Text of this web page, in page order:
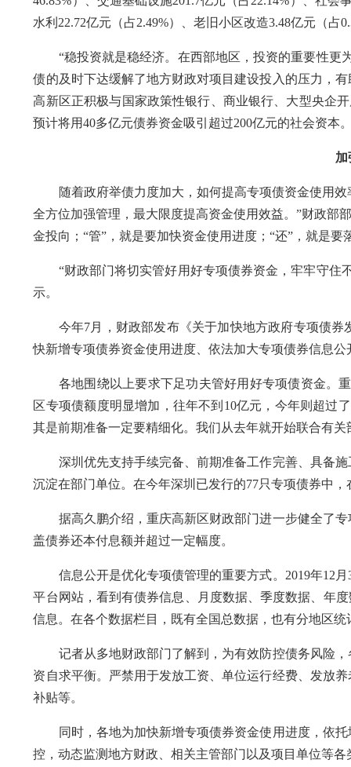
水利22.72亿元（占2.49%）、老旧小区改造3.48亿元（占
“稳投资就是稳经济。在西部地区，投资的重要性更
债的及时下达缓解了地方财政对项目建设投入的压力，
高新区正积极与国家政策性银行、商业银行、大型央企
预计将用40多亿元债券资金吸引超过200亿元的社会资本
加强
随着政府举债力度加大，如何提高专项债资金使用效
全方位加强管理，最大限度提高资金使用效益。”财政部
金投向；“管”，就是要加快资金使用进度；“还”，就是要
“财政部门将切实管好用好专项债券资金，牢牢守住
示。
今年7月，财政部发布《关于加快地方政府专项债券
快新增专项债券资金使用进度、依法加大专项债券信息
各地围绕以上要求下足功夫管好用好专项债资金。重
区专项债额度明显增加，往年不到10亿元，今年则超过
其是前期准备一定要精细化。我们从去年就开始联合有
深圳优先支持手续完备、前期准备工作完善、具备施
沉淀在部门单位。在今年深圳已发行的77只专项债券中
据高久鹏介绍，重庆高新区财政部门进一步健全了专
盖债券还本付息额并超过一定幅度。
信息公开是优化专项债管理的重要方式。2019年12月
平台网站，看到有债券信息、月度数据、季度数据、年
信息。在各个数据栏目，既有全国总数据，也有分地区统
记者从多地财政部门了解到，为有效防控债务风险，
资自求平衡。严禁用于发放工资、单位运行经费、发放
补贴等。
同时，各地为加快新增专项债券资金使用进度，依托
控，动态监测地方财政、相关主管部门以及项目单位等各